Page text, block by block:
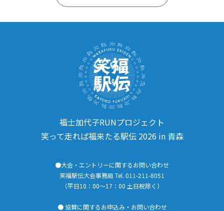
福士加代子RUNプロジェクト
笑って走れば福来たる駅伝 2026 in 青森
●大会・エントリーに関するお問い合わせ
笑福駅伝大会事務局 Tel. 011-211-8051
（平日10：00～17：00 土日祝除く）
● 協賛に関するお申込み・お問い合わせ